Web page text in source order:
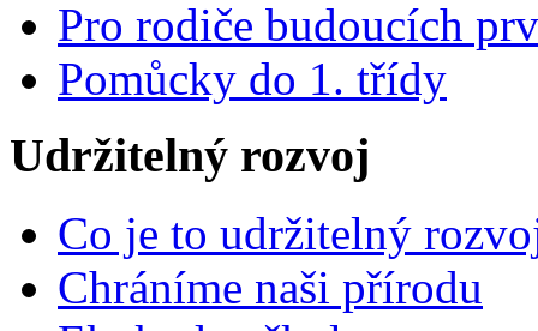
Pro rodiče budoucích
Pomůcky do 1. třídy
Udržitelný rozvoj
Co je to udržitelný
Chráníme naši přírodu